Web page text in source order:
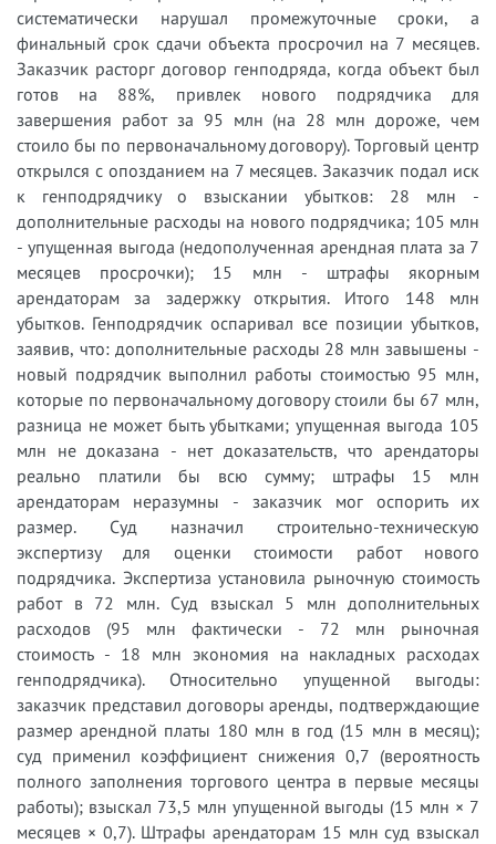
систематически нарушал промежуточные сроки, а
финальный срок сдачи объекта просрочил на 7 месяцев.
Заказчик расторг договор генподряда, когда объект был
готов на 88%, привлек нового подрядчика для
завершения работ за 95 млн (на 28 млн дороже, чем
стоило бы по первоначальному договору). Торговый центр
открылся с опозданием на 7 месяцев. Заказчик подал иск
к генподрядчику о взыскании убытков: 28 млн -
дополнительные расходы на нового подрядчика; 105 млн
- упущенная выгода (недополученная арендная плата за 7
месяцев просрочки); 15 млн - штрафы якорным
арендаторам за задержку открытия. Итого 148 млн
убытков. Генподрядчик оспаривал все позиции убытков,
заявив, что: дополнительные расходы 28 млн завышены -
новый подрядчик выполнил работы стоимостью 95 млн,
которые по первоначальному договору стоили бы 67 млн,
разница не может быть убытками; упущенная выгода 105
млн не доказана - нет доказательств, что арендаторы
реально платили бы всю сумму; штрафы 15 млн
арендаторам неразумны - заказчик мог оспорить их
размер. Суд назначил строительно-техническую
экспертизу для оценки стоимости работ нового
подрядчика. Экспертиза установила рыночную стоимость
работ в 72 млн. Суд взыскал 5 млн дополнительных
расходов (95 млн фактически - 72 млн рыночная
стоимость - 18 млн экономия на накладных расходах
генподрядчика). Относительно упущенной выгоды:
заказчик представил договоры аренды, подтверждающие
размер арендной платы 180 млн в год (15 млн в месяц);
суд применил коэффициент снижения 0,7 (вероятность
полного заполнения торгового центра в первые месяцы
работы); взыскал 73,5 млн упущенной выгоды (15 млн × 7
месяцев × 0,7). Штрафы арендаторам 15 млн суд взыскал